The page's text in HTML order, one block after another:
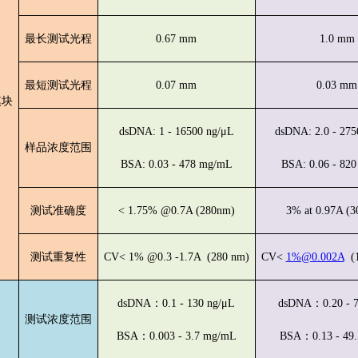
最长测试光程 0.67 mm 1.0 mm
最短测试光程 0.07 mm 0.03 mm
样品浓度范围
dsDNA: 1 - 16500 ng/μL
BSA: 0.03 - 478 mg/mL
dsDNA: 2.0 -
BSA: 0.06 -
测试准确度 < 1.75% @0.7A (280nm) 3% at 0.97A
测试重复性 CV< 1% @0.3 -1.7A (280 nm) CV< 1%@0.002A
测试浓度范围
dsDNA：0.1 - 130 ng/μL
BSA：0.003 - 3.7 mg/mL
dsDNA：0.20 -
BSA：0.13 -